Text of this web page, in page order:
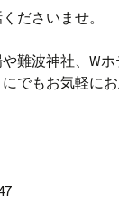
ださいませ。
難波神社、Wホ
でもお気軽に